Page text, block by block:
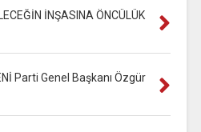
İNŞASINA ÖNCÜLÜK
Parti Genel Başkanı Özgür